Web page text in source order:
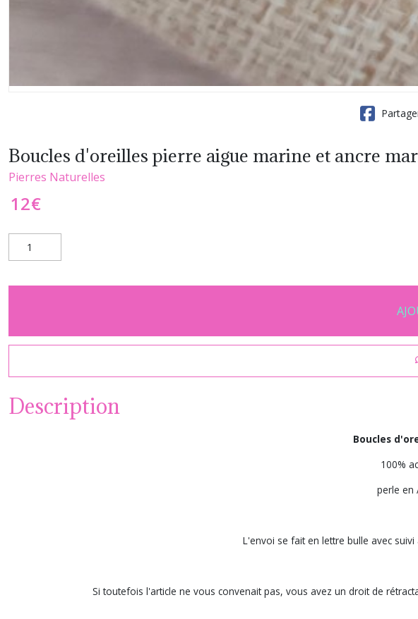
Boucles d'oreilles pierre aigue marine et ancre
Pierres Naturelles
12€
Description
Boucles
100%
perle en
L'envoi se fait en lettre bulle avec
Si toutefois l'article ne vous convenait pas, vous avez un droit de